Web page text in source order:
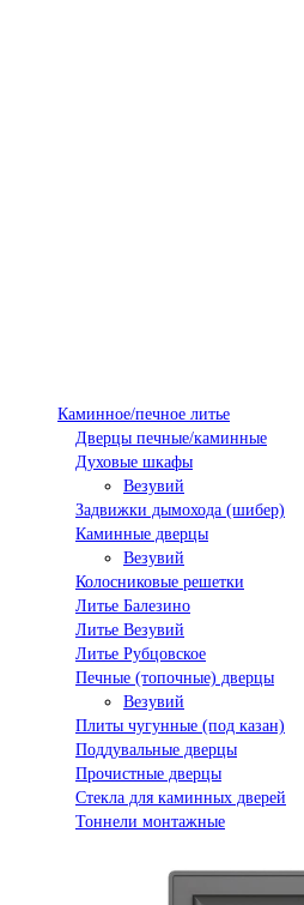
Каминное/печное литье
Дверцы печные/каминные
Духовые шкафы
Везувий
Задвижки дымохода (шибер)
Каминные дверцы
Везувий
Колосниковые решетки
Литье Балезино
Литье Везувий
Литье Рубцовское
Печные (топочные) дверцы
Везувий
Плиты чугунные (под казан)
Поддувальные дверцы
Прочистные дверцы
Стекла для каминных дверей
Тоннели монтажные